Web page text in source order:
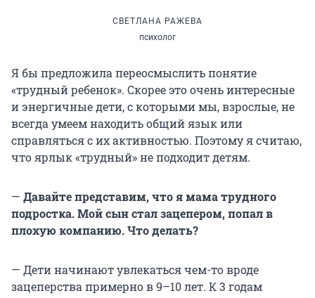
СВЕТЛАНА РАЖЕВА
психолог
Я бы предложила переосмыслить понятие
«трудный ребенок». Скорее это очень интересные
и энергичные дети, с которыми мы, взрослые, не
всегда умеем находить общий язык или
справляться с их активностью. Поэтому я считаю,
что ярлык «трудный» не подходит детям.
— Давайте представим, что я мама трудного
подростка. Мой сын стал зацепером, попал в
плохую компанию. Что делать?
— Дети начинают увлекаться чем-то вроде
зацеперства примерно в 9–10 лет. К 3 годам